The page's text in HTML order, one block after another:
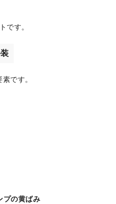
です。
です。
プの黄ばみ